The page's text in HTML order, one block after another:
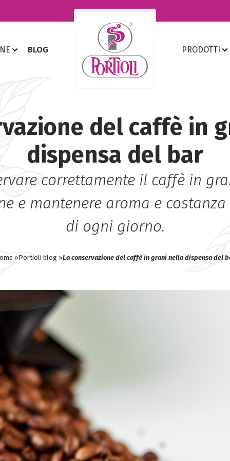
BLOG PRODOTTI
del caffè in
dispensa del bar
correttamente il caffè in
e mantenere aroma e
di ogni giorno.
»Portioli blog »La conservazione del caffè in grani nella dispensa del